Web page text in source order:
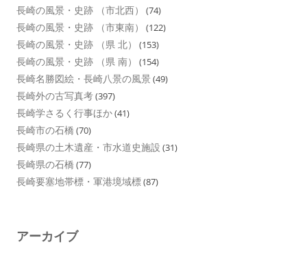
長崎の風景・史跡 （市北西） (74)
長崎の風景・史跡 （市東南） (122)
長崎の風景・史跡 （県 北） (153)
長崎の風景・史跡 （県 南） (154)
長崎名勝図絵・長崎八景の風景 (49)
長崎外の古写真考(397)
長崎学さるく行事ほか(41)
長崎市の石橋 (70)
長崎県の土木遺産・市水道史施設 (31)
長崎県の石橋 (77)
長崎要塞地帯標・軍港境域標(87)
アーカイブ